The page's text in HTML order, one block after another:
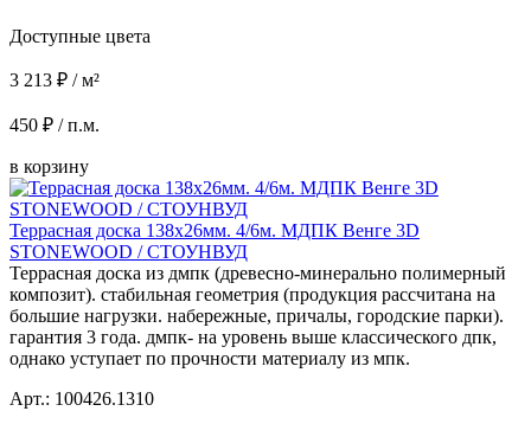
Доступные цвета
3 213 ₽ / м²
450 ₽ / п.м.
в корзину
Террасная доска 138x26мм. 4/6м. МДПК Венге 3D
STONEWOOD / СТОУНВУД
Террасная доска из дмпк (древесно-минерально полимерный
композит). стабильная геометрия (продукция рассчитана на
большие нагрузки. набережные, причалы, городские парки).
гарантия 3 года. дмпк- на уровень выше классического дпк,
однако уступает по прочности материалу из мпк.
Арт.: 100426.1310